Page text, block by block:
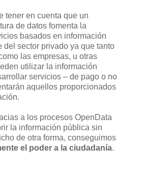
tener en cuenta que un
de datos fomenta la
basados en información
del sector privado ya que tanto
las empresas, u otras
utilizar la información
servicios – de pago o no
aquellos proporcionados
a los procesos OpenData
la información pública sin
de otra forma, conseguimos
el poder a la ciudadanía.